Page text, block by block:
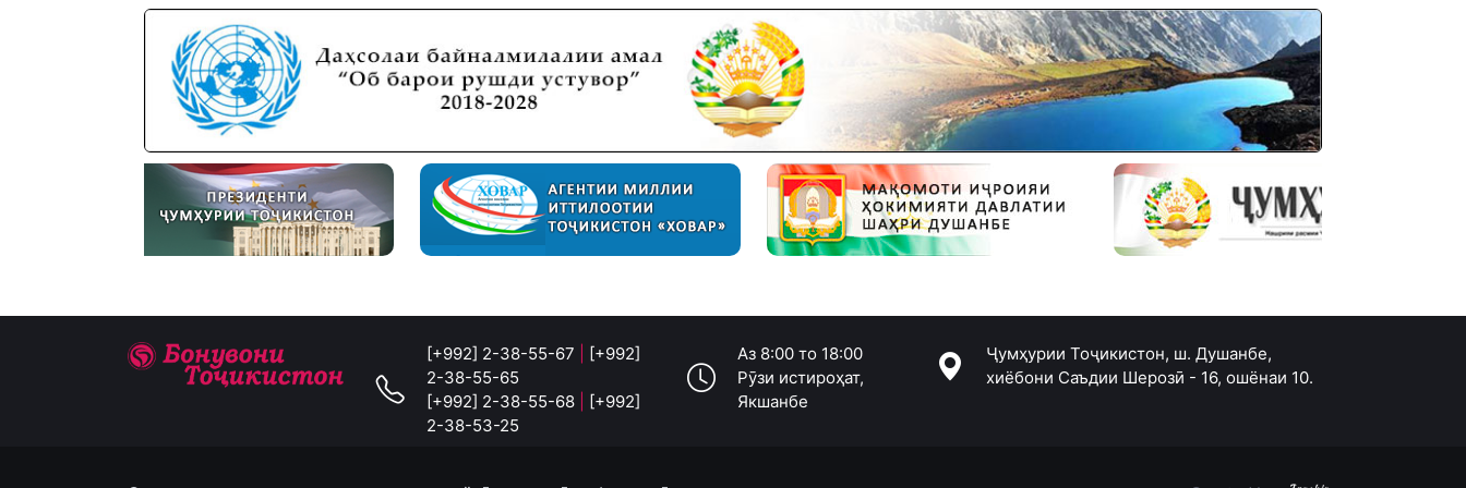
[+992] 2-38-55-67
[+992]
2-38-55-65
[+992] 2-38-55-68
[+992]
2-38-53-25
Аз 8:00 то 18:00
Рӯзи истироҳат,
Якшанбе
Ҷумҳурии Тоҷикистон, ш. Душанбе,
хиёбони Саъдии Шерозӣ - 16, ошёнаи 10.